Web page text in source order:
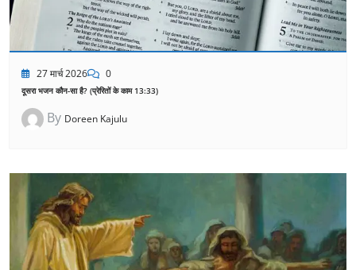
27 मार्च 2026 0
दूसरा भजन कौन-सा है? (प्रेरितों के काम 13:33)
By Doreen Kajulu